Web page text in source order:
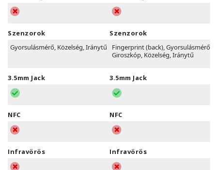
Szenzorok
Gyorsulásmérő, Közelség, Iránytű
3.5mm Jack
NFC
Infravörös
Szenzorok
Fingerprint (back), Gyorsulásmérő,
Giroszkóp, Közelség, Iránytű
3.5mm Jack
NFC
Infravörös